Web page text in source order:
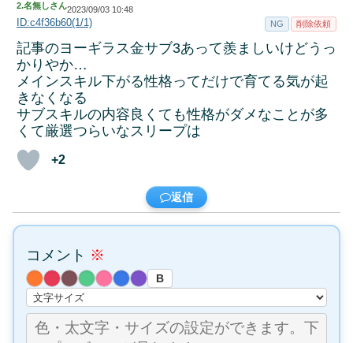
2.名無しさん2023/09/03 10:48
ID:c4f36b60(1/1) NG 削除依頼
記事のヨーギラス金サブ3あって羨ましいけどうっ
かりやか…
メインスキル下がる性格ってだけで育てる気が起
きなくなる
サブスキルの内容良くても性格がダメなことが多
くて厳選つらいなスリープは
+2
返信
コメント ※
B